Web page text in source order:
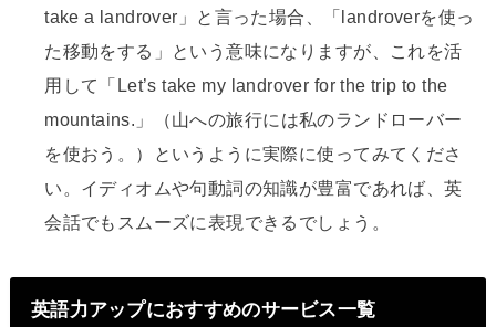
take a landrover」と言った場合、「landroverを使っ
た移動をする」という意味になりますが、これを活
用して「Let’s take my landrover for the trip to the
mountains.」（山への旅行には私のランドローバー
を使おう。）というように実際に使ってみてくださ
い。イディオムや句動詞の知識が豊富であれば、英
会話でもスムーズに表現できるでしょう。
英語力アップにおすすめのサービス一覧